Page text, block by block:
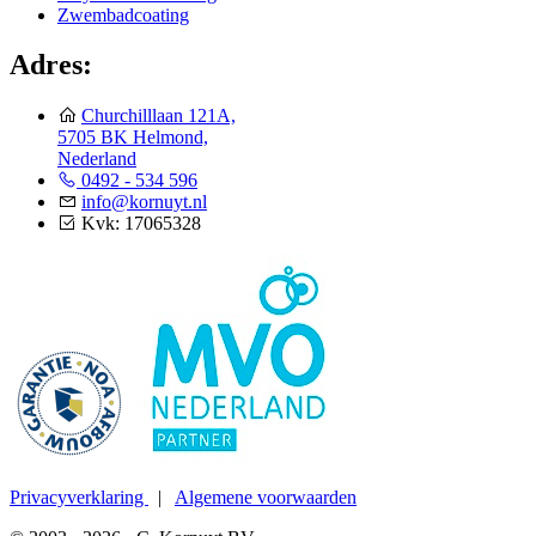
Zwembadcoating
Adres:
Churchilllaan 121A,
5705 BK Helmond,
Nederland
0492 - 534 596
info@kornuyt.nl
Kvk: 17065328
Privacyverklaring | Algemene voorwaarden